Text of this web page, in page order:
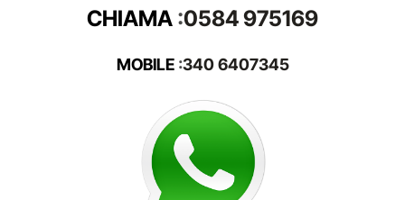
CHIAMA :0584 975169
MOBILE:340 6407345